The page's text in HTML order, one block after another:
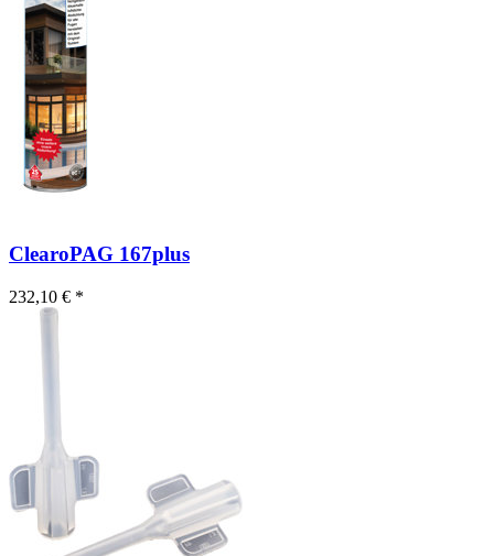
ClearoPAG 167plus
232,10 € *